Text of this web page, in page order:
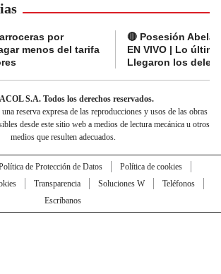
por
menos del tarifa
🔴 Posesión
EN VIVO | Lo
Llegaron los
S.A. Todos los derechos reservados.
reserva expresa de las reproducciones y usos de las obras
desde este sitio web a medios de lectura mecánica u otros
medios que resulten adecuados.
de Protección de Datos
Política de cookies
Transparencia Soluciones W
Teléfonos
Escríbanos